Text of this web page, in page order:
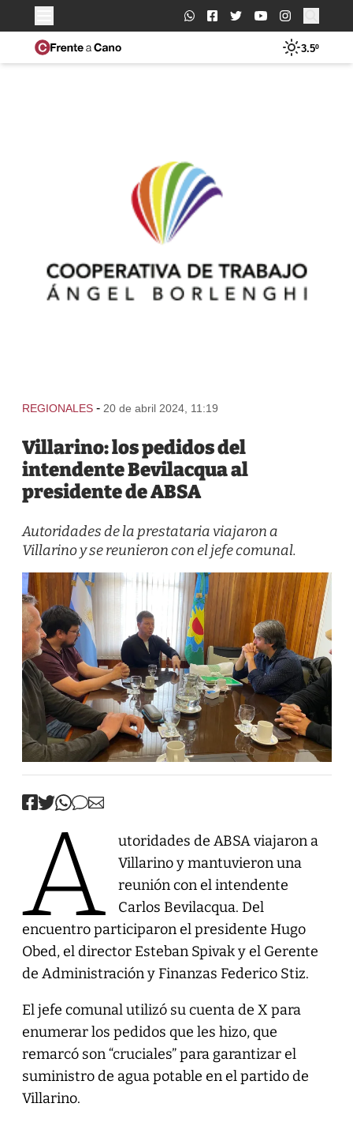
Buscar:
3.5º
REGIONALES - 20 de abril 2024, 11:19
Villarino: los pedidos del
intendente Bevilacqua al
presidente de ABSA
Autoridades de la prestataria viajaron a
Villarino y se reunieron con el jefe comunal.
A
utoridades de ABSA viajaron a
Villarino y mantuvieron una
reunión con el intendente
Carlos Bevilacqua. Del
encuentro participaron el presidente Hugo
Obed, el director Esteban Spivak y el Gerente
de Administración y Finanzas Federico Stiz.
El jefe comunal utilizó su cuenta de X para
enumerar los pedidos que les hizo, que
remarcó son “cruciales” para garantizar el
suministro de agua potable en el partido de
Villarino.